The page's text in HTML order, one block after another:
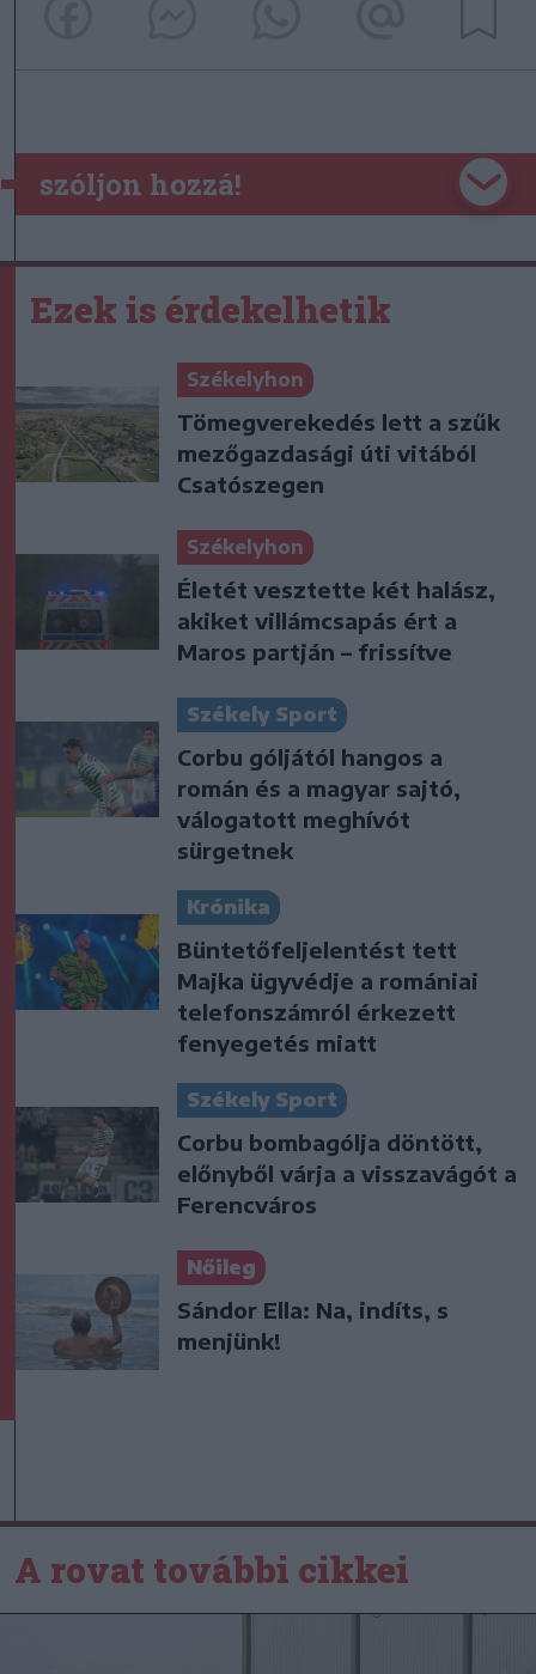
szóljon hozzá!
Ezek is érdekelhetik
Székelyhon
Tömegverekedés lett a szűk
mezőgazdasági úti vitából
Csatószegen
Székelyhon
Életét vesztette két halász,
akiket villámcsapás ért a
Maros partján – frissítve
Székely Sport
Corbu góljától hangos a
román és a magyar sajtó,
válogatott meghívót
sürgetnek
Krónika
Büntetőfeljelentést tett
Majka ügyvédje a romániai
telefonszámról érkezett
fenyegetés miatt
Székely Sport
Corbu bombagólja döntött,
előnyből várja a visszavágót a
Ferencváros
Nőileg
Sándor Ella: Na, indíts, s
menjünk!
A rovat további cikkei